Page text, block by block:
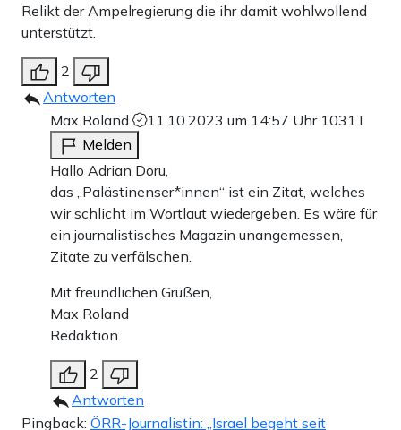
Relikt der Ampelregierung die ihr damit wohlwollend
unterstützt.
2
Antworten
Max Roland
11.10.2023 um 14:57 Uhr 1031T
Melden
Hallo Adrian Doru,
das „Palästinenser*innen“ ist ein Zitat, welches
wir schlicht im Wortlaut wiedergeben. Es wäre für
ein journalistisches Magazin unangemessen,
Zitate zu verfälschen.
Mit freundlichen Grüßen,
Max Roland
Redaktion
2
Antworten
Pingback: ÖRR-Journalistin: „Israel begeht seit